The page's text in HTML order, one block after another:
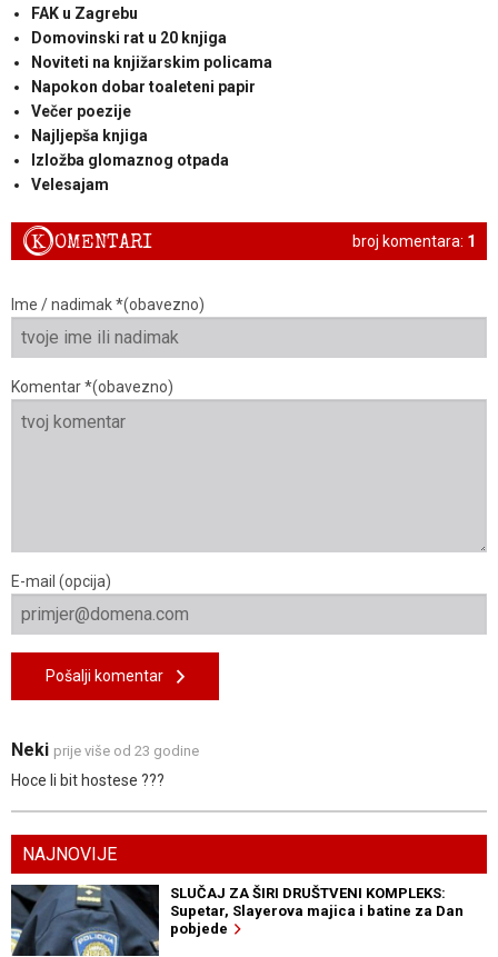
FAK u Zagrebu
Domovinski rat u 20 knjiga
Noviteti na knjižarskim policama
Napokon dobar toaleteni papir
Večer poezije
Najljepša knjiga
Izložba glomaznog otpada
Velesajam
broj komentara: 1
KOMENTARI
Ime / nadimak *(obavezno)
Komentar *(obavezno)
E-mail (opcija)
Pošalji komentar
Neki prije više od 23 godine
Hoce li bit hostese ???
NAJNOVIJE
SLUČAJ ZA ŠIRI DRUŠTVENI KOMPLEKS:
Supetar, Slayerova majica i batine za Dan
pobjede